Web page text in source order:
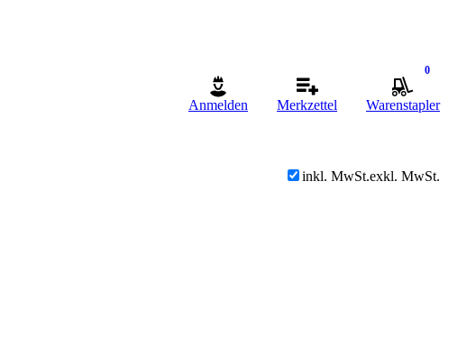
Anmelden Merkzettel
0
Warenstapler
inkl. MwSt.exkl. MwSt.